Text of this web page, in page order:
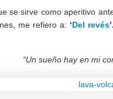
se sirve como aperitivo
me refiero a: ‘Del revés’.
“Un sueño hay en mi